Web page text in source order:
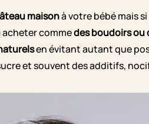
maisonà votre bébé mais si
commedes boudoirs ou
en évitant autant que
et souvent des additifs,